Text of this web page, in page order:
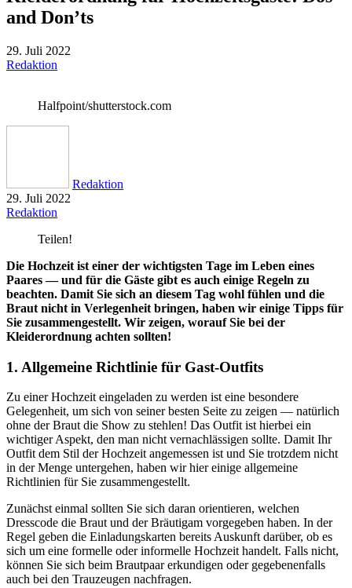
and Don’ts
29. Juli 2022
Redaktion
Halfpoint/shutterstock.com
Redaktion
29. Juli 2022
Redaktion
Teilen!
Die Hochzeit ist einer der wichtigsten Tage im Leben eines
Paares — und für die Gäste gibt es auch einige Regeln zu
beachten. Damit Sie sich an diesem Tag wohl fühlen und die
Braut nicht in Verlegenheit bringen, haben wir einige Tipps für
Sie zusammengestellt. Wir zeigen, worauf Sie bei der
Kleiderordnung achten sollten!
1. Allgemeine Richtlinie für Gast-Outfits
Zu einer Hochzeit eingeladen zu werden ist eine besondere
Gelegenheit, um sich von seiner besten Seite zu zeigen — natürlich
ohne der Braut die Show zu stehlen! Das Outfit ist hierbei ein
wichtiger Aspekt, den man nicht vernachlässigen sollte. Damit Ihr
Outfit dem Stil der Hochzeit angemessen ist und Sie trotzdem nicht
in der Menge untergehen, haben wir hier einige allgemeine
Richtlinien für Sie zusammengestellt.
Zunächst einmal sollten Sie sich daran orientieren, welchen
Dresscode die Braut und der Bräutigam vorgegeben haben. In der
Regel geben die Einladungskarten bereits Auskunft darüber, ob es
sich um eine formelle oder informelle Hochzeit handelt. Falls nicht,
können Sie sich beim Brautpaar erkundigen oder gegebenenfalls
auch bei den Trauzeugen nachfragen.